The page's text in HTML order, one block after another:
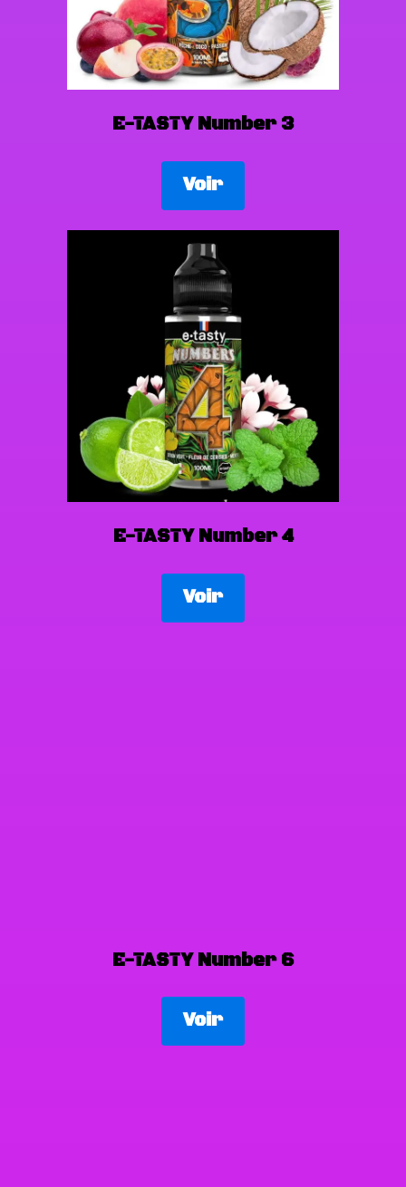
E-TASTY Number 3
Voir
E-TASTY Number 4
Voir
E-TASTY Number 6
Voir